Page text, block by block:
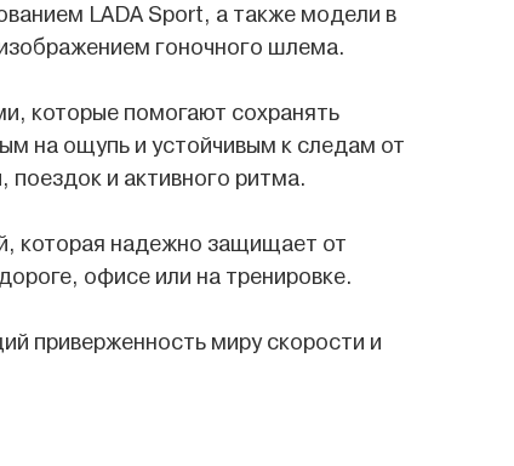
LADA Sport, а также модели в
гоночного шлема.
которые помогают сохранять
на ощупь и устойчивым к следам от
и активного ритма.
которая надежно защищает от
офисе или на тренировке.
приверженность миру скорости и